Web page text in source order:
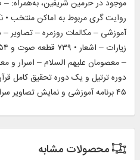
موجود در حرمین شریفین، به‌همراه:
روایت‌ گری مربوط به اماکن منتخب •
آموزشی – مکالمات روزمره – تصاویر
– معصومان علیهم السلام – اسرار و
۴۵ برنامه آموزشی و نمایش تصاویر سراسرنما به شکل ۳۶۰ درجه (پانوراما)
محصولات مشابه